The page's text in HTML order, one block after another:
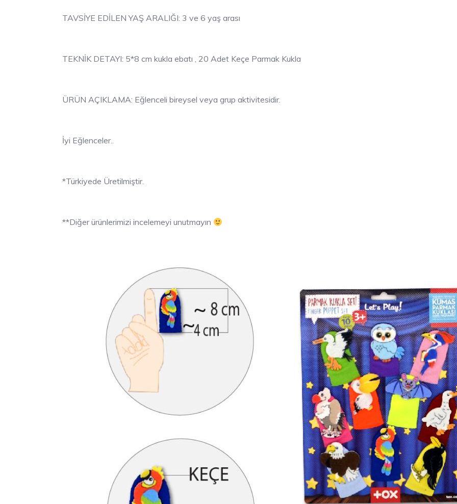
TAVSİYE EDİLEN YAŞ ARALIĞI: 3 ve 6 yaş arası
TEKNİK DETAYI: 5*8 cm kukla ebatı , 20 Adet Keçe Parmak Kukla
ÜRÜN AÇIKLAMA: Eğlenceli bireysel veya grup aktivitesidir.
İyi Eğlenceler..
*Türkiyede Üretilmiştir.
**Diğer ürünlerimizi incelemeyi unutmayın